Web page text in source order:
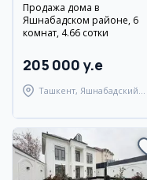
Продажа дома в
Яшнабадском районе, 6
комнат, 4.66 сотки
205 000 y.e
Ташкент, Яшнабадский